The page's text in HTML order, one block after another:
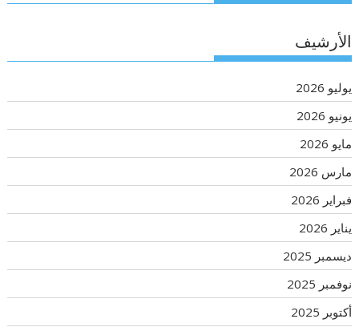
الأرشيف
يوليو 2026
يونيو 2026
مايو 2026
مارس 2026
فبراير 2026
يناير 2026
ديسمبر 2025
نوفمبر 2025
أكتوبر 2025